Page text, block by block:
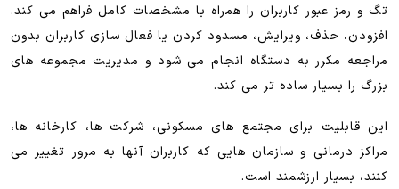
تگ و رمز عبور کاربران را همراه با مشخصات کامل فراهم می کند.
افزودن، حذف، ویرایش، مسدود کردن یا فعال سازی کاربران بدون
مراجعه مکرر به دستگاه انجام می شود و مدیریت مجموعه های
بزرگ را بسیار ساده تر می کند.
این قابلیت برای مجتمع های مسکونی، شرکت ها، کارخانه ها،
مراکز درمانی و سازمان هایی که کاربران آنها به مرور تغییر می
کنند، بسیار ارزشمند است.